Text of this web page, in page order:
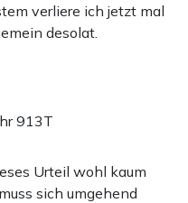
verliere ich jetzt mal
desolat.
913T
Urteil wohl kaum
sich umgehend